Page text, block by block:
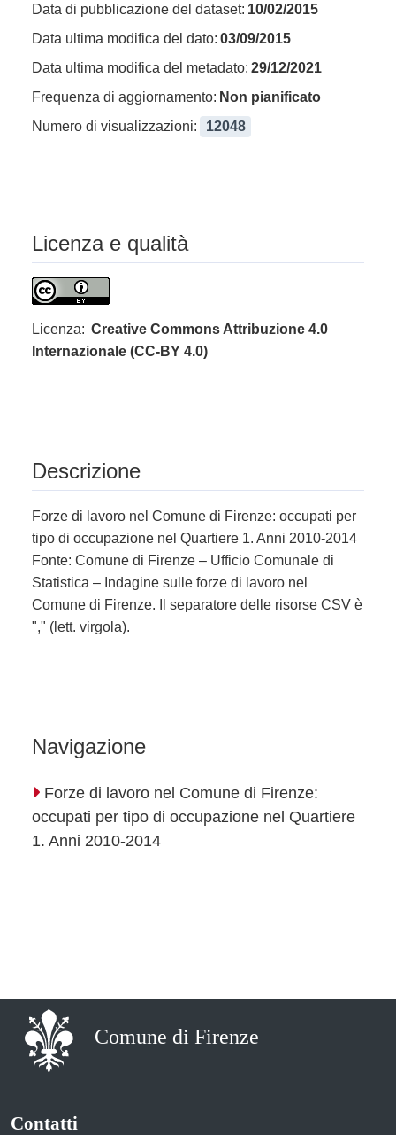
Data di pubblicazione del dataset: 10/02/2015
Data ultima modifica del dato: 03/09/2015
Data ultima modifica del metadato: 29/12/2021
Frequenza di aggiornamento: Non pianificato
Numero di visualizzazioni:
12048
Licenza e qualità
Licenza: Creative Commons Attribuzione 4.0
Internazionale (CC-BY 4.0)
Descrizione
Forze di lavoro nel Comune di Firenze: occupati per
tipo di occupazione nel Quartiere 1. Anni 2010-2014
Fonte: Comune di Firenze – Ufficio Comunale di
Statistica – Indagine sulle forze di lavoro nel
Comune di Firenze. Il separatore delle risorse CSV è
"," (lett. virgola).
Navigazione
Forze di lavoro nel Comune di Firenze:
occupati per tipo di occupazione nel Quartiere
1. Anni 2010-2014
Comune di Firenze
Contatti